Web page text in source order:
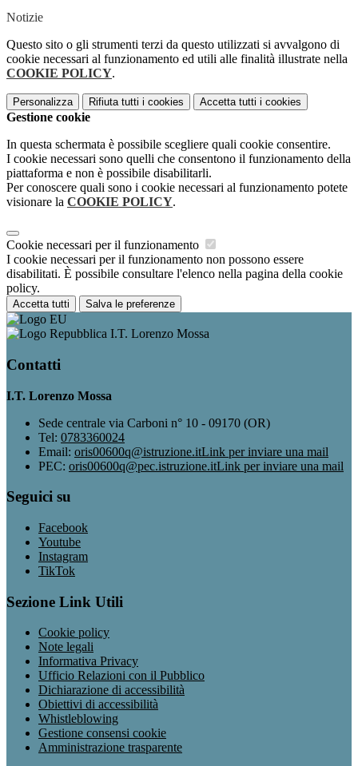
Notizie
Questo sito o gli strumenti terzi da questo utilizzati si avvalgono di
cookie necessari al funzionamento ed utili alle finalità illustrate nella
COOKIE POLICY.
Personalizza Rifiuta tutti i cookies Accetta tutti i cookies
Gestione cookie
In questa schermata è possibile scegliere quali cookie consentire.
I cookie necessari sono quelli che consentono il funzionamento della
piattaforma e non è possibile disabilitarli.
Per conoscere quali sono i cookie necessari al funzionamento potete
visionare la COOKIE POLICY.
Cookie necessari per il funzionamento
I cookie necessari per il funzionamento non possono essere
disabilitati. È possibile consultare l'elenco nella pagina della cookie
policy.
Accetta tutti Salva le preferenze
I.T. Lorenzo Mossa
Contatti
I.T. Lorenzo Mossa
Sede centrale via Carboni n° 10 - 09170 (OR)
Tel: 0783360024
Email: oris00600q@istruzione.itLink per inviare una mail
PEC: oris00600q@pec.istruzione.itLink per inviare una mail
Seguici su
Facebook
Youtube
Instagram
TikTok
Sezione Link Utili
Cookie policy
Note legali
Informativa Privacy
Ufficio Relazioni con il Pubblico
Dichiarazione di accessibilità
Obiettivi di accessibilità
Whistleblowing
Gestione consensi cookie
Amministrazione trasparente